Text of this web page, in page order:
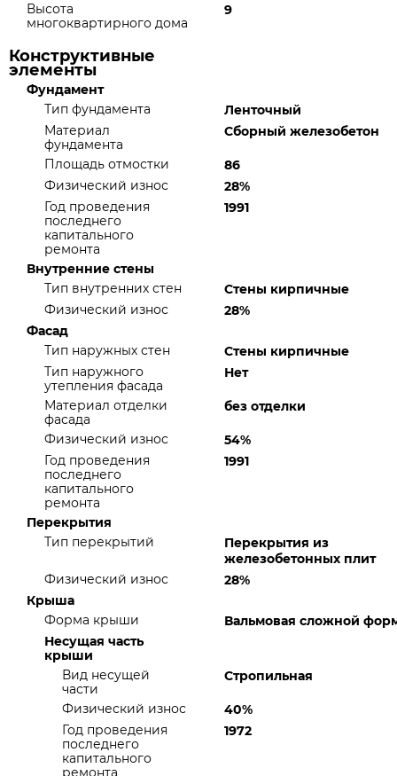
Высота
многоквартирного дома
9
Конструктивные
элементы
Фундамент
Тип фундамента
Ленточный
Материал
фундамента
Сборный железобетон
Площадь отмостки
86
Физический износ
28%
Год проведения
последнего
капитального
ремонта
1991
Внутренние стены
Тип внутренних стен
Стены кирпичные
Физический износ
28%
Фасад
Тип наружных стен
Стены кирпичные
Тип наружного
утепления фасада
Нет
Материал отделки
фасада
без отделки
Физический износ
54%
Год проведения
последнего
капитального
ремонта
1991
Перекрытия
Тип перекрытий
Перекрытия из
железобетонных плит
Физический износ
28%
Крыша
Форма крыши
Вальмовая сложной
Несущая часть
крыши
Вид несущей
части
Стропильная
Физический износ
40%
Год проведения
последнего
капитального
ремонта
1972